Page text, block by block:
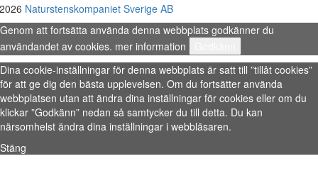
Naturstenskompaniet Sverige AB
Genom att fortsätta använda denna webbplats godkänner du
användandet av cookies. mer information
Dina cookie-inställningar för denna webbplats är satt till ”tillåt cookies”
för att ge dig den bästa upplevelsen. Om du fortsätter använda
webbplatsen utan att ändra dina inställningar för cookies eller om du
klickar ”Godkänn” nedan så samtycker du till detta. Du kan
närsomhelst ändra dina inställningar i webbläsaren.
Stäng